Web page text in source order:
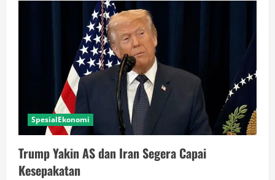
SpesialEkonomi
Trump Yakin AS dan Iran Segera Capai
Kesepakatan